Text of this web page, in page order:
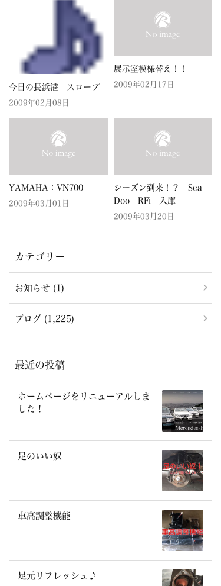
今日の長浜港 スロープ
2009年02月08日
展示室模様替え！！
2009年02月17日
YAMAHA：VN700
2009年03月01日
シーズン到来！？ Sea
Doo RFi 入庫
2009年03月20日
カテゴリー
お知らせ (1)
ブログ (1,225)
最近の投稿
ホームページをリニューアルしま
した！
足のいい奴
車高調整機能
足元リフレッシュ♪